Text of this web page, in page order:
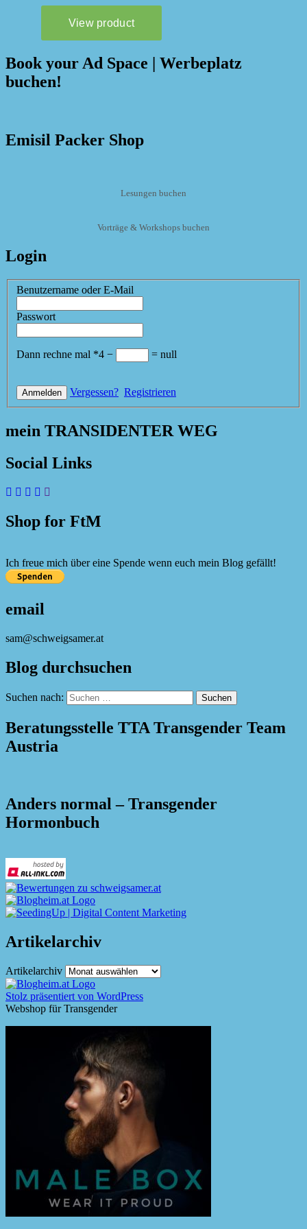
Book your Ad Space | Werbeplatz
buchen!
Emisil Packer Shop
Lesungen buchen
Vorträge & Workshops buchen
Login
Benutzername oder E-Mail
Passwort
Dann rechne mal *4 − = null
Vergessen? Registrieren
mein TRANSIDENTER WEG
Social Links
Shop for FtM
Ich freue mich über eine Spende wenn euch mein Blog gefällt!
email
sam@schweigsamer.at
Blog durchsuchen
Suchen nach:
Beratungsstelle TTA Transgender Team
Austria
Anders normal – Transgender
Hormonbuch
Artikelarchiv
Artikelarchiv
Stolz präsentiert von WordPress
Webshop für Transgender